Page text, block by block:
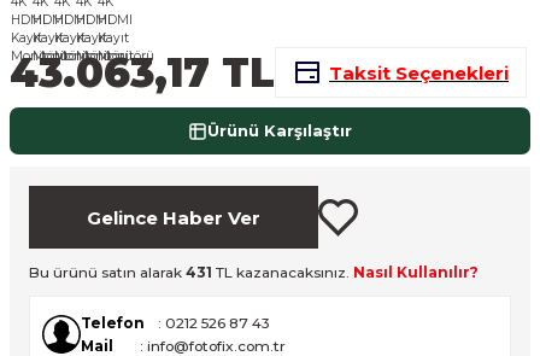
Cihazları
Işıklar
Standlar
43.063,17 TL Taksit Seçenekleri
Ürünü Karşılaştır
Gelince Haber Ver
Bu ürünü satın alarak 431 TL kazanacaksınız. Nasıl Kullanılır?
Telefon
: 0212 526 87 43
Mail
: info@fotofix.com.tr